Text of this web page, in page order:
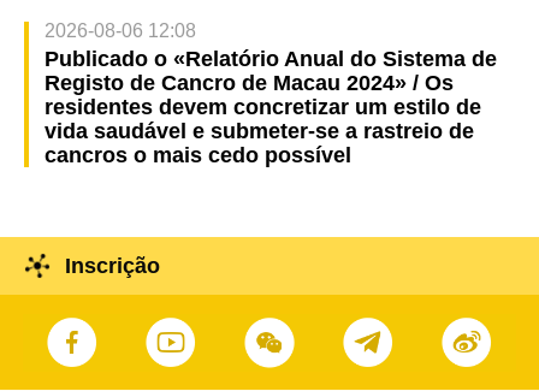
2026-08-06 12:08
Publicado o «Relatório Anual do Sistema de
Registo de Cancro de Macau 2024» / Os
residentes devem concretizar um estilo de
vida saudável e submeter-se a rastreio de
cancros o mais cedo possível
Inscrição